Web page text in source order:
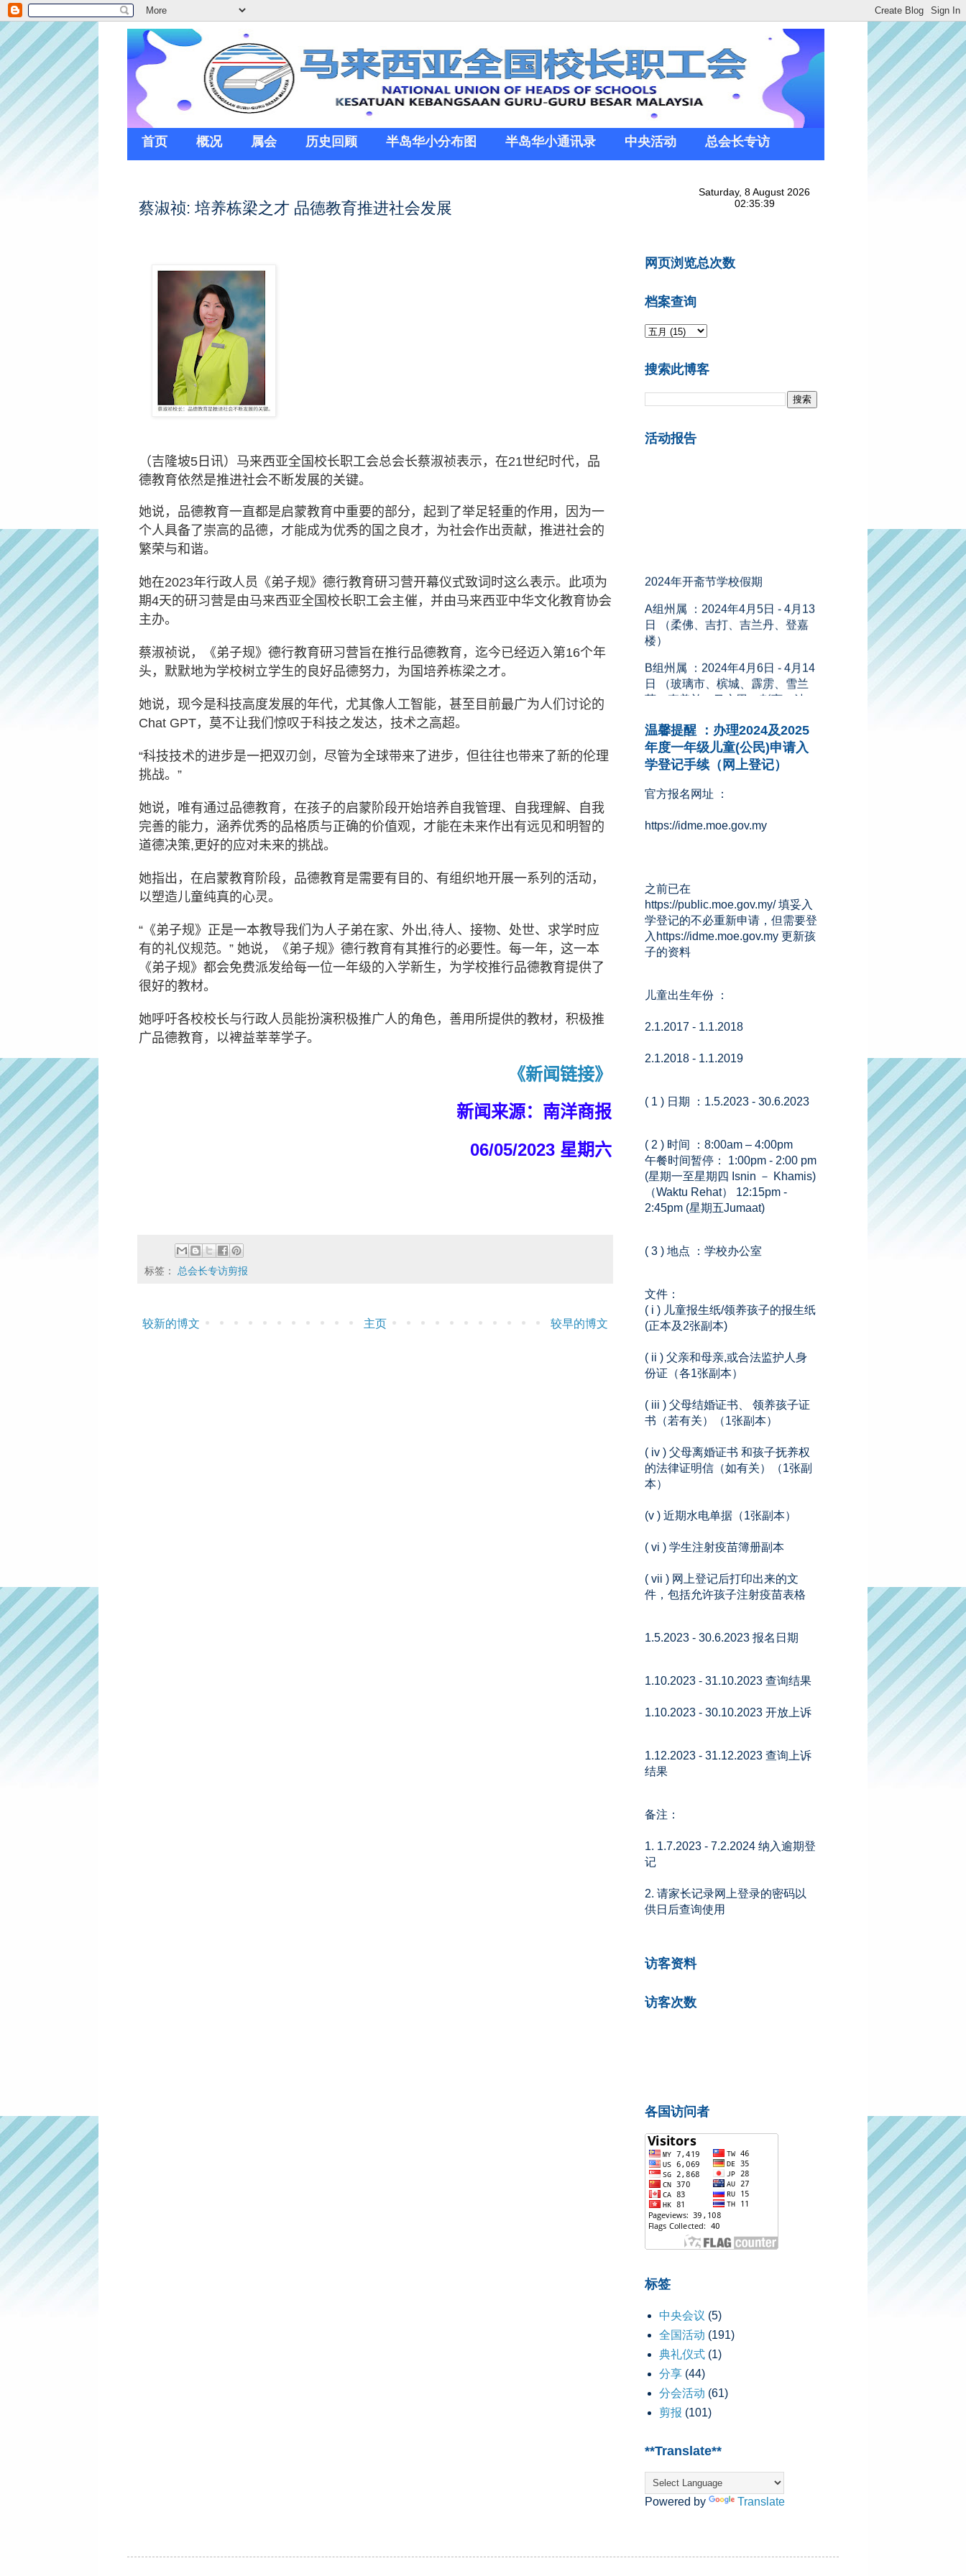
首页 概况 属会 历史回顾 半岛华小分布图 半岛华小通讯录 中央活动 总会长专访
蔡淑祯: 培养栋梁之才 品德教育推进社会发展
（吉隆坡5 日讯）马来西亚全国校长职工会总会长蔡淑祯表示，在21世纪时代，品
德教育依然是推进社会不断发展的关键。
她说，品德教育一直都是启蒙教育中重要的部分，起到了举足轻重的作用，因为一
个人具备了崇高的品德，才能成为优秀的国之良才，为社会作出贡献，推进社会的
繁荣与和谐。
她在2023年行政人员《弟子规》德行教育研习营开幕仪式致词时这么表示。此项为
期4天的研习营是由马来西亚全国校长职工会主催，并由马来西亚中华文化教育协会
主办。
蔡淑祯说，《弟子规》德行教育研习营旨在推行品德教育，迄今已经迈入第16个年
头，默默地为学校树立学生的良好品德努力，为国培养栋梁之才。
她说，现今是科技高度发展的年代，尤其像人工智能，甚至目前最广为人们讨论的
Chat GPT，莫不让我们惊叹于科技之发达，技术之高超。
“科技技术的进步是一把双刃剑，尽管为全球带来了进步，但往往也带来了新的伦理
挑战。 ”
她说，唯有通过品德教育，在孩子的启蒙阶段开始培养自我管理、自我理解、自我
完善的能力，涵养优秀的品格质与正确的价值观，才能在未来作出有远见和明智的
道德决策,更好的应对未来的挑战。
她指出，在启蒙教育阶段，品德教育是需要有目的、有组织地开展一系列的活动，
以塑造儿童纯真的心灵。
“ 《弟子规》正是一本教导我们为人子弟在家、外出,待人、接物、处世、求学时应
有的礼仪规范。 ” 她说，《弟子规》德行教育有其推行的必要性。每一年，这一本
《弟子规》都会免费派发给每一位一年级的入学新生，为学校推行品德教育提供了
很好的教材。
她呼吁各校校长与行政人员能扮演积极推广人的角色，善用所提供的教材，积极推
广品德教育，以裨益莘莘学子。
《新闻链接》
新闻来源：南洋商报
06/05/2023 星期六
标签： 总会长专访剪报
较新的博文 较早的博文
主页
网页浏览总次数
档案查询
搜索此博客
活动报告
A组州属 ：2024年4月5日 - 4月13
楼）
B组州属 ：2024年4月6日 - 4月14
莪、森美兰、马六甲、彭亨、沙
巴、砂拉越、吉隆坡、纳闽和布
新闻来源：星洲网 (08.11.2023)
温馨提醒 ：办理2024及2025
年度一年级儿童(公民)申请入
学登记手续（网上登记）
官方报名网址 ：
https://idme.moe.gov.my
之前已在
https://public.moe.gov.my/ 填妥入
学登记的不必重新申请，但需要登
入https://idme.moe.gov.my 更新孩
子的资料
儿童出生年份 ：
2.1.2017 - 1.1.2018
2.1.2018 - 1.1.2019
( 1 ) 日期 ：1.5.2023 - 30.6.2023
( 2 ) 时间 ：8:00am – 4:00pm
午餐时间暂停： 1:00pm - 2:00 pm
(星期一至星期四 Isnin － Khamis)
（Waktu Rehat） 12:15pm -
2:45pm (星期五Jumaat)
( 3 ) 地点 ：学校办公室
文件：
( i ) 儿童报生纸/领养孩子的报生纸
(正本及2张副本)
( ii ) 父亲和母亲,或合法监护人身
份证（各1张副本）
( iii ) 父母结婚证书、 领养孩子证
书（若有关）（1张副本）
( iv ) 父母离婚证书 和孩子抚养权
的法律证明信（如有关）（1张副
本）
(v ) 近期水电单据（1张副本）
( vi ) 学生注射疫苗簿册副本
( vii ) 网上登记后打印出来的文
件，包括允许孩子注射疫苗表格
1.5.2023 - 30.6.2023 报名日期
1.10.2023 - 31.10.2023 查询结果
1.10.2023 - 30.10.2023 开放上诉
1.12.2023 - 31.12.2023 查询上诉
结果
备注：
1. 1.7.2023 - 7.2.2024 纳入逾期登
记
2. 请家长记录网上登录的密码以
供日后查询使用
访客资料
访客次数
各国访问者
标签
中央会议 (5)
全国活动 (191)
典礼仪式 (1)
分享 (44)
分会活动 (61)
剪报 (101)
**Translate**
Powered by Translate